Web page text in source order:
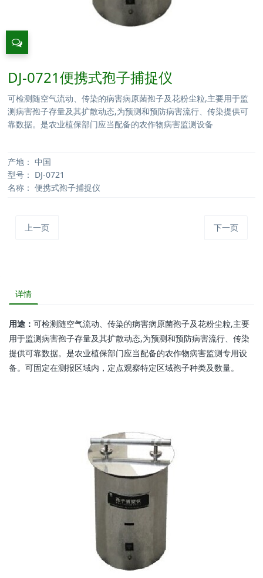
DJ-0721便携式孢子捕捉仪
可检测随空气流动、传染的病害病原菌孢子及花粉尘粒,主要用于监
测病害孢子存量及其扩散动态,为预测和预防病害流行、传染提供可
靠数据。是农业植保部门应当配备的农作物病害监测设备
产地： 中国
型号： DJ-0721
名称： 便携式孢子捕捉仪
上一页 下一页
详情
用途： 可检测随空气流动、传染的病害病原菌孢子及花粉尘粒,主要
用于监测病害孢子存量及其扩散动态,为预测和预防病害流行、传染
提供可靠数据。是农业植保部门应当配备的农作物病害监测专用设
备。可固定在测报区域内，定点观察特定区域孢子种类及数量。